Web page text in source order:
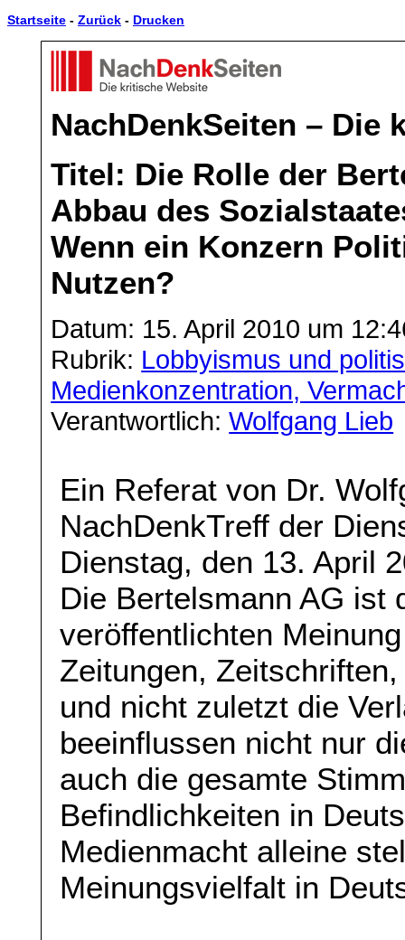
Startseite - Zurück - Drucken
NachDenkSeiten – Die
Titel: Die Rolle der
Abbau des
Wenn ein Konzern
Nutzen?
Datum: 15. April 2010 um
Rubrik: Lobbyismus und
Medienkonzentration,
Verantwortlich:Wolfgang Lieb
Ein Referat von Dr.
NachDenkTreff der
Dienstag, den 13. April
Die Bertelsmann AG ist
veröffentlichten
Zeitungen,
und nicht zuletzt die
beeinflussen nicht nur
auch die gesamte
Befindlichkeiten in
Medienmacht alleine
Meinungsvielfalt in